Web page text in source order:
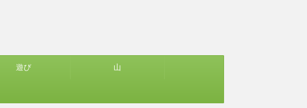
遊び 山